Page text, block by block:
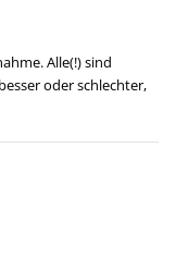
Alle(!) sind
oder schlechter,